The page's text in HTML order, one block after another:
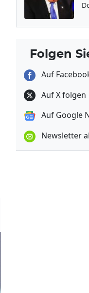
Folgen
Auf
Auf X folgen
Auf Google
Newsletter